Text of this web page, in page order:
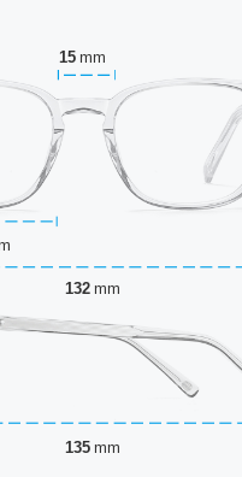
15 mm
132 mm
135 mm